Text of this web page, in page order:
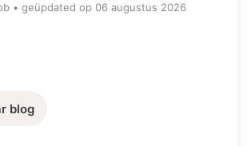
• geüpdated op 06 augustus 2026
blog